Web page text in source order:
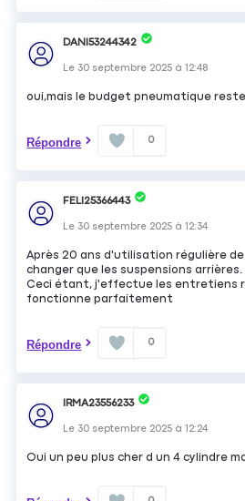
DANI53244342
Le 30 septembre 2025 à12:48
oui,mais le budget pneumatique
Répondre 0
FELI25366443
Le 30 septembre 2025 à12:34
Après 20 ans d'utilisation régulière de
changer que les suspensions arrières.
Ceci étant, j'effectue les entretiens
fonctionne parfaitement
Répondre 0
IRMA23556233
Le 30 septembre 2025 à12:24
Oui un peu plus cher d un 4 cylindre